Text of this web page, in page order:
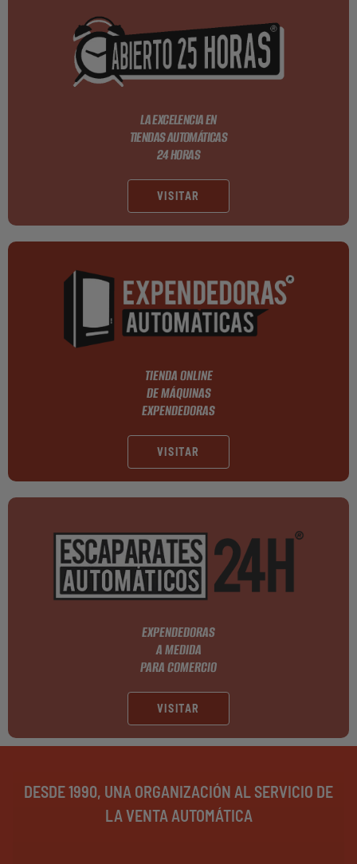
LA EXCELENCIA EN
TIENDAS AUTOMÁTICAS
24 HORAS
VISITAR
TIENDA ONLINE
DE MÁQUINAS
EXPENDEDORAS
VISITAR
EXPENDEDORAS
A MEDIDA
PARA COMERCIO
VISITAR
DESDE 1990, UNA ORGANIZACIÓN AL SERVICIO DE
LA VENTA AUTOMÁTICA